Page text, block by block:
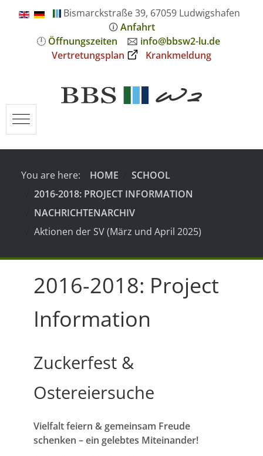
Bismarckstraße 39, 67059 Ludwigshafen
🛈Anfahrt
🕛 Öffnungszeiten 🖂 info@bbsw2-lu.de
Vertretungsplan
Krankmeldung
Mobile Menu Toggle
You are here: HOME
SCHOOL
2016-2018: PROJECT INFORMATION
NACHRICHTENARCHIV
Aktionen der SV (März und April 2025)
2016-2018: Project
Information
Zuckerfest &
Ostereiersuche
Vielfalt feiern & gemeinsam Freude
schenken – ein gelebtes Miteinander!